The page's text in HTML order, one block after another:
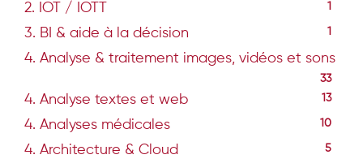
2. IOT / IOTT 1
3. BI & aide à la décision 1
4. Analyse & traitement images, vidéos et sons
33
4. Analyse textes et web 13
4. Analyses médicales 10
4. Architecture & Cloud 5